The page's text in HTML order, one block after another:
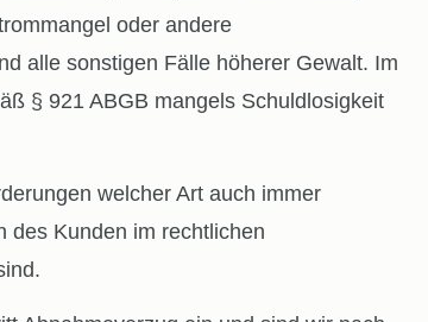
oder andere
alle sonstigen Fälle höherer Gewalt. Im
§ 921 ABGB mangels Schuldlosigkeit
welcher Art auch immer
des Kunden im rechtlichen